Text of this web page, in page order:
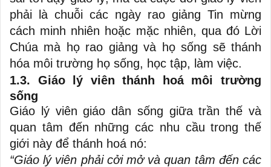
phải là chuỗi các ngày rao giảng Tin mừng
cách minh nhiên hoặc mặc nhiên, qua đó Lời
Chúa mà họ rao giảng và họ sống sẽ thánh
hóa môi trường họ sống, học tập, làm việc.
1.3. Giáo lý viên thánh hoá môi trường
sống
Giáo lý viên giáo dân sống giữa trần thế và
quan tâm đến những các nhu cầu trong thế
giới này để thánh hoá nó:
“Giáo lý viên phải cởi mở và quan tâm đến các